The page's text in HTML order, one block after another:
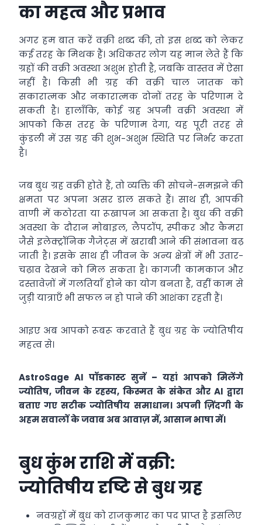
का महत्व और प्रभाव
अगर हम बात करें वक्री शब्द की, तो इस शब्द को लेकर
कई तरह के मिथक हैं। अधिकतर लोग यह मान लेते हैं कि
ग्रहों की वक्री अवस्था अशुभ होती है, जबकि वास्तव में ऐसा
नहीं है। किसी भी ग्रह की वक्री चाल जातक को
सकारात्मक और नकारात्मक दोनों तरह के परिणाम दे
सकती है। हालाँकि, कोई ग्रह अपनी वक्री अवस्था में
आपको किस तरह के परिणाम देगा, यह पूरी तरह से
कुंडली में उस ग्रह की शुभ-अशुभ स्थिति पर निर्भर करता
है।
जब बुध ग्रह वक्री होते हैं, तो व्यक्ति की सोचने-समझने की
क्षमता पर अपना असर डाल सकते हैं। साथ ही, आपकी
वाणी में कठोरता या रूखापन आ सकता है। बुध की वक्री
अवस्था के दौरान मोबाइल, लैपटॉप, स्पीकर और कैमरा
जैसे इलेक्ट्रॉनिक गैजेट्स में खराबी आने की संभावना बढ़
जाती है। इसके साथ ही जीवन के अन्य क्षेत्रों में भी उतार-
चढ़ाव देखने को मिल सकता है। कागजी कामकाज और
दस्तावेज़ों में गलतियाँ होने का योग बनता है, वहीं काम से
जुड़ी यात्राएँ भी सफल न हो पाने की आशंका रहती हैं।
आइए अब आपको रूबरू करवाते हैं बुध ग्रह के ज्योतिषीय
महत्व से।
AstroSage AI पॉडकास्ट सुनें – यहां आपको मिलेंगे
ज्योतिष, जीवन के रहस्य, किस्मत के संकेत और AI द्वारा
बताए गए सटीक ज्योतिषीय समाधान। अपनी ज़िंदगी के
अहम सवालों के जवाब अब आवाज़ में, आसान भाषा में।
बुध कुंभ राशि में वक्री:
ज्योतिषीय दृष्टि से बुध ग्रह
नवग्रहों में बुध को राजकुमार का पद प्राप्त है इसलिए